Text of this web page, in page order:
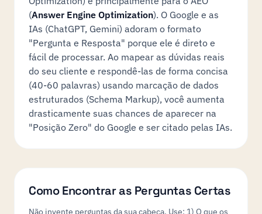
(Answer Engine Optimization). O Google e as
IAs (ChatGPT, Gemini) adoram o formato
"Pergunta e Resposta" porque ele é direto e
fácil de processar. Ao mapear as dúvidas reais
do seu cliente e respondê-las de forma concisa
(40-60 palavras) usando marcação de dados
estruturados (Schema Markup), você aumenta
drasticamente suas chances de aparecer na
"Posição Zero" do Google e ser citado pelas IAs.
Como Encontrar as Perguntas Certas
Não invente perguntas da sua cabeça. Use: 1) O que os